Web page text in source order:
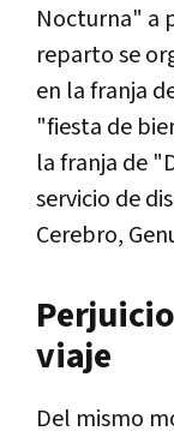
Nocturna" a
reparto se
en la franja
"fiesta de
la franja de
servicio de
Cerebro,
viaje
Del mismo